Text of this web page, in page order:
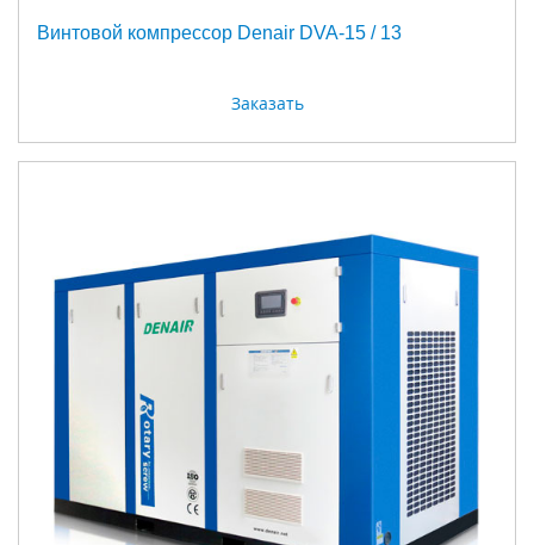
Винтовой компрессор Denair DVA-15 / 13
Заказать